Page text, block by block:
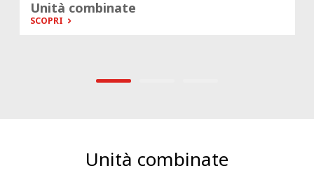
Unità combinate
SCOPRI
Unità combinate